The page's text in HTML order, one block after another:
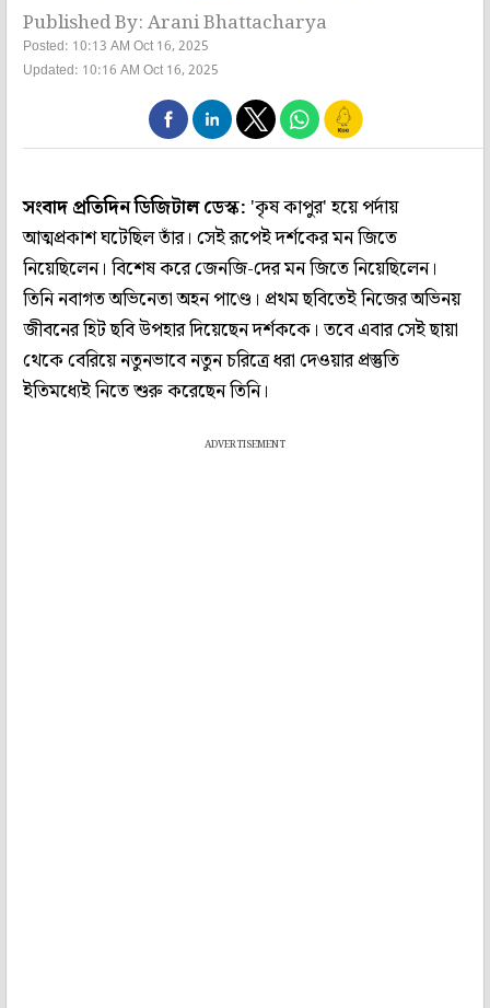
Published By: Arani Bhattacharya
Posted: 10:13 AM Oct 16, 2025
Updated: 10:16 AM Oct 16, 2025
সংবাদ প্রতিদিন ডিজিটাল ডেস্ক: 'কৃষ কাপুর' হয়ে পর্দায়
আত্মপ্রকাশ ঘটেছিল তাঁর। সেই রূপেই দর্শকের মন জিতে
নিয়েছিলেন। বিশেষ করে জেনজি-দের মন জিতে নিয়েছিলেন।
তিনি নবাগত অভিনেতা অহন পাণ্ডে। প্রথম ছবিতেই নিজের অভিনয়
জীবনের হিট ছবি উপহার দিয়েছেন দর্শককে। তবে এবার সেই ছায়া
থেকে বেরিয়ে নতুনভাবে নতুন চরিত্রে ধরা দেওয়ার প্রস্তুতি
ইতিমধ্যেই নিতে শুরু করেছেন তিনি।
ADVERTISEMENT